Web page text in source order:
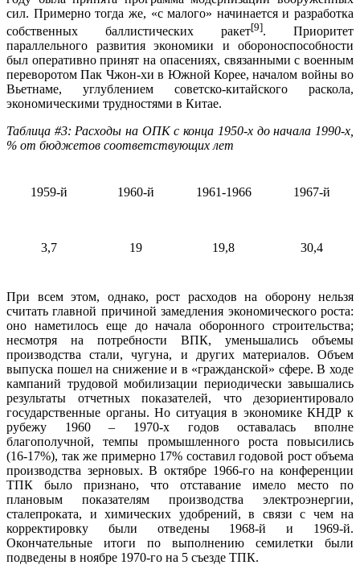
сил. Примерно тогда же, «с малого» начинается и разработка
собственных баллистических ракет[9]. Приоритет
параллельного развития экономики и обороноспособности
был оперативно принят на опасениях, связанными с военным
переворотом Пак Чжон-хи в Южной Корее, началом войны во
Вьетнаме, углублением советско-китайского раскола,
экономическими трудностями в Китае.
Таблица #3: Расходы на ОПК с конца 1950-х до начала 1990-х,
% от бюджетов соответствующих лет
1959-й 1960-й 1961-1966 1967-й
3,7 19 19,8 30,4
При всем этом, однако, рост расходов на оборону нельзя
считать главной причиной замедления экономического роста:
оно наметилось еще до начала оборонного строительства;
несмотря на потребности ВПК, уменьшались объемы
производства стали, чугуна, и других материалов. Объем
выпуска пошел на снижение и в «гражданской» сфере. В ходе
кампаний трудовой мобилизации периодически завышались
результаты отчетных показателей, что дезориентировало
государственные органы. Но ситуация в экономике КНДР к
рубежу 1960 – 1970-х годов оставалась вполне
благополучной, темпы промышленного роста повысились
(16-17%), так же примерно 17% составил годовой рост объема
производства зерновых. В октябре 1966-го на конференции
ТПК было признано, что отставание имело место по
плановым показателям производства электроэнергии,
сталепроката, и химических удобрений, в связи с чем на
корректировку были отведены 1968-й и 1969-й.
Окончательные итоги по выполнению семилетки были
подведены в ноябре 1970-го на 5 съезде ТПК.